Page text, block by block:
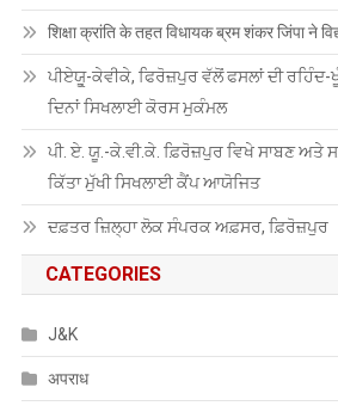
शिक्षा क्रांति के तहत विधायक ब्रम शंकर जिंपा ने
ਪੀਏਯੂੑ-ਕੇਵੀਕੇ, ਫਿਰੋਜ਼ਪੁਰ ਵੱਲੋਂ ਫਸਲਾਂ ਦੀ ਰਹਿੰਦ-
ਦਿਨਾਂ ਸਿਖਲਾਈ ਕੋਰਸ ਮੁਕੰਮਲ
ਪੀ. ਏ. ਯੂ.-ਕੇ.ਵੀ.ਕੇ. ਫ਼ਿਰੋਜ਼ਪੁਰ ਵਿਖੇ ਸਾਬਣ ਅਤੇ
ਕਿੱਤਾ ਮੁੱਖੀ ਸਿਖਲਾਈ ਕੈਂਪ ਆਯੋਜਿਤ
ਦਫ਼ਤਰ ਜ਼ਿਲ੍ਹਾ ਲੋਕ ਸੰਪਰਕ ਅਫ਼ਸਰ, ਫ਼ਿਰੋਜ਼ਪੁਰ
CATEGORIES
J&K
अपराध